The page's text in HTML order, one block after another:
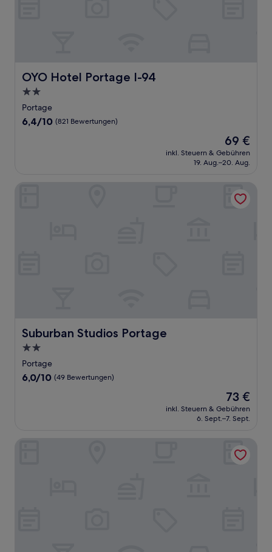
OYO Hotel Portage I-94
OYO Hotel Portage I-94
2.0-
Sterne-
Unterkunft
Portage
6.4
6,4/10 (821 Bewertungen)
Der
Preis
beträgt
69 €
inkl. Steuern & Gebühren
19. Aug.–20. Aug.
Suburban Studios Portage
Suburban Studios Portage
2.0-
Sterne-
Unterkunft
Portage
6.0
6,0/10 (49 Bewertungen)
Der
Preis
beträgt
73 €
inkl. Steuern & Gebühren
6. Sept.–7. Sept.
Quality Inn Chesterton near Indiana Dunes National Park I-